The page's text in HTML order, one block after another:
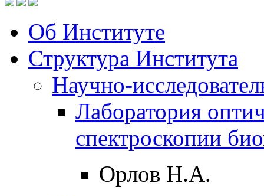
Об Институте
Структура Института
Научно-
Лаборатория
спектроскопии
Орлов Н.А.